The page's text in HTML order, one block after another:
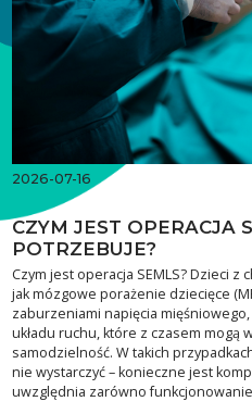
2026-07-16
CZYM JEST OPERACJA
POTRZEBUJE?
Czym jest operacja SEMLS? Dzieci
jak mózgowe porażenie dziecięce
zaburzeniami napięcia
układu ruchu, które z czasem mogą
samodzielność. W takich
nie wystarczyć – konieczne jest
uwzględnia zarówno